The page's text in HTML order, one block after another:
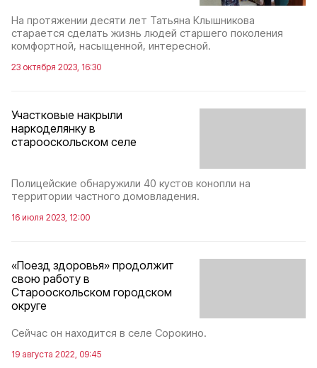
На протяжении десяти лет Татьяна Клышникова
старается сделать жизнь людей старшего поколения
комфортной, насыщенной, интересной.
23 октября 2023, 16:30
Участковые накрыли
наркоделянку в
старооскольском селе
Полицейские обнаружили 40 кустов конопли на
территории частного домовладения.
16 июля 2023, 12:00
«Поезд здоровья» продолжит
свою работу в
Старооскольском городском
округе
Сейчас он находится в селе Сорокино.
19 августа 2022, 09:45